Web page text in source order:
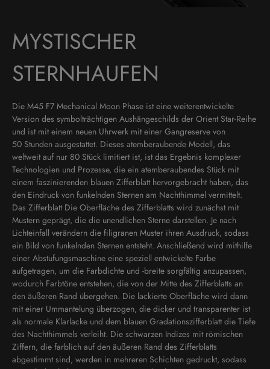
MYSTISCHER
STERNHAUFEN
Die M45 F7 Mechanical Moon Phase ist eine weiterentwickelte
Version des symbolträchtigen Aushängeschilds der Orient Star-Reihe
und ist mit einem neuen Uhrwerk mit einer Gangreserve von
50 Stunden ausgestattet. Dieses atemberaubende Modell, das
weltweit auf nur 80 Stück limitiert ist, ist das Ergebnis komplexer
Technologien und Prozesse, die ein atemberaubendes Stück mit
einem faszinierenden blauen Zifferblatt hervorgebracht haben, das
den Eindruck von funkelnden Sternen am Nachthimmel vermittelt.
Das Zifferblatt Die Oberfläche des Zifferblatts wird zunächst mit
Mustern geprägt, die die unendlichen Sterne darstellen. Je nach
Lichteinfall verändern die filigranen Muster ihren Ausdruck, sodass
ein Bild von funkelnden Sternen entsteht. Anschließend wird mithilfe
einer Abstufungsmaschine eine speziell entwickelte Farbe
aufgetragen, um die Farbdichte und -breite sorgfältig anzupassen,
wodurch Farbtöne entstehen, die von der Mitte des Zifferblatts an
den äußeren Rand übergehen. Die lackierte Oberfläche wird dann
mit einer Ummantelung überzogen, die dicker und transparenter ist
als normale Klarlacke und dem blauen Gradationszifferblatt die Tiefe
des Nachthimmels verleiht. Die schwarzen Indizes mit römischen
Ziffern, die farblich auf den äußeren Rand des Zifferblatts
abgestimmt sind, werden in mehreren Schichten gedruckt, sodass